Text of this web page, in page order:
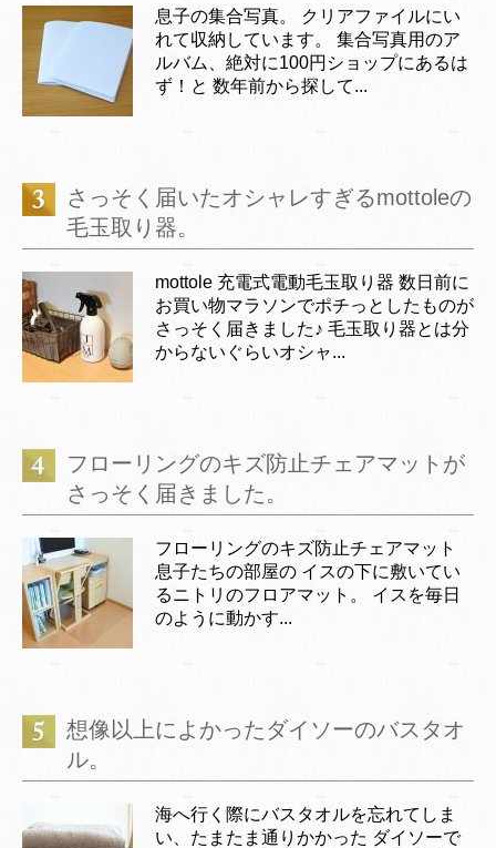
息子の集合写真。 クリアファイルにい
れて収納しています。 集合写真用のア
ルバム、絶対に100円ショップにあるは
ず！と 数年前から探して...
さっそく届いたオシャレすぎるmottoleの
毛玉取り器。
mottole 充電式電動毛玉取り器 数日前に
お買い物マラソンでポチっとしたものが
さっそく届きました♪ 毛玉取り器とは分
からないぐらいオシャ...
フローリングのキズ防止チェアマットが
さっそく届きました。
フローリングのキズ防止チェアマット
息子たちの部屋の イスの下に敷いてい
るニトリのフロアマット。 イスを毎日
のように動かす...
想像以上によかったダイソーのバスタオ
ル。
海へ行く際にバスタオルを忘れてしま
い、たまたま通りかかった ダイソーで